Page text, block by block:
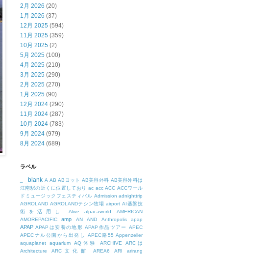
2月 2026 (20)
1月 2026 (37)
12月 2025 (594)
11月 2025 (359)
10月 2025 (2)
5月 2025 (100)
4月 2025 (210)
3月 2025 (290)
2月 2025 (270)
1月 2025 (90)
12月 2024 (290)
11月 2024 (287)
10月 2024 (783)
9月 2024 (979)
8月 2024 (689)
ラベル
_blank A AB ABヨット AB美容外科 AB美容外科は
江南駅の近くに位置しており ac acc ACC ACCワール
ドミュージックフェスティバル Admission adnighttrip
AGROLAND AGROLANDテシン牧場 airport AI基盤技
術を活用し
Alive alpacaworld
AMERICAN
AMOREPACIFIC
amp AN AND Anthropolis apap
APAP APAPは安養の地形 APAP作品ツアー
APEC
APECナル公園から出発し
APEC路55 Appenzeller
aquaplanet
aquarium AQ体験 ARCHIVE
ARCは
Architecture
ARC文化館 AREA6 ARI
arirang